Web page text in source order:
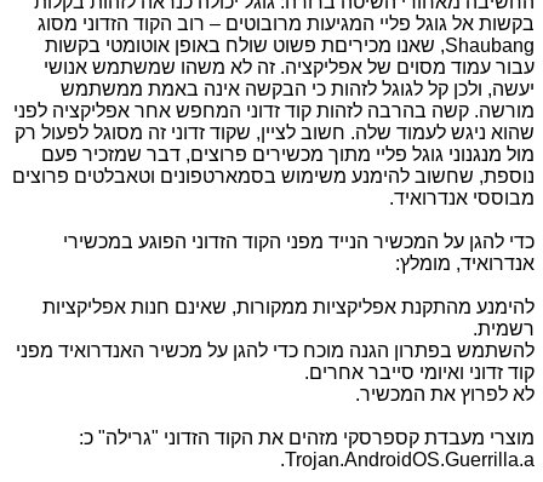
בקשות אל גוגל פליי המגיעות מרובוטים – רוב הקוד הזדוני מסוג
,Shaubang שאנו מכיריםת פשוט שולח באופן אוטומטי בקשות
עבור עמוד מסוים של אפליקציה. זה לא משהו שמשתמש אנושי
יעשה, ולכן קל לגוגל לזהות כי הבקשה אינה באמת ממשתמש
מורשה. קשה בהרבה לזהות קוד זדוני המחפש אחר אפליקציה לפני
שהוא ניגש לעמוד שלה. חשוב לציין, שקוד זדוני זה מסוגל לפעול רק
מול מנגנוני גוגל פליי מתוך מכשירים פרוצים, דבר שמזכיר פעם
נוספת, שחשוב להימנע משימוש בסמארטפונים וטאבלטים פרוצים
מבוססי אנדרואיד.
כדי להגן על המכשיר הנייד מפני הקוד הזדוני הפוגע במכשירי
אנדרואיד, מומלץ:
להימנע מהתקנת אפליקציות ממקורות, שאינם חנות אפליקציות
רשמית.
להשתמש בפתרון הגנה מוכח כדי להגן על מכשיר האנדרואיד מפני
קוד זדוני ואיומי סייבר אחרים.
לא לפרוץ את המכשיר.
מוצרי מעבדת קספרסקי מזהים את הקוד הזדוני "גרילה" כ:
Trojan.AndroidOS.Guerrilla.a.